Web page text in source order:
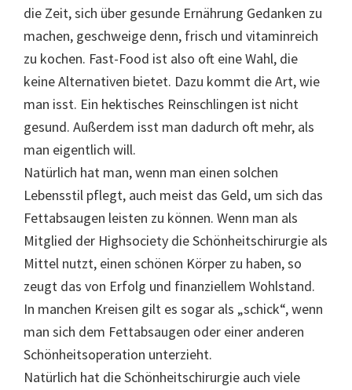
die Zeit, sich über gesunde Ernährung Gedanken zu
machen, geschweige denn, frisch und vitaminreich
zu kochen. Fast-Food ist also oft eine Wahl, die
keine Alternativen bietet. Dazu kommt die Art, wie
man isst. Ein hektisches Reinschlingen ist nicht
gesund. Außerdem isst man dadurch oft mehr, als
man eigentlich will.
Natürlich hat man, wenn man einen solchen
Lebensstil pflegt, auch meist das Geld, um sich das
Fettabsaugen leisten zu können. Wenn man als
Mitglied der Highsociety die Schönheitschirurgie als
Mittel nutzt, einen schönen Körper zu haben, so
zeugt das von Erfolg und finanziellem Wohlstand.
In manchen Kreisen gilt es sogar als „schick“, wenn
man sich dem Fettabsaugen oder einer anderen
Schönheitsoperation unterzieht.
Natürlich hat die Schönheitschirurgie auch viele